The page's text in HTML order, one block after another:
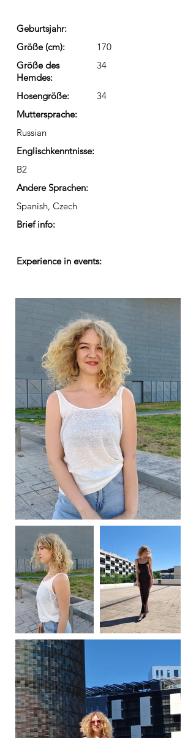
Geburtsjahr:
Größe (cm):
170
Größe des
Hemdes:
34
Hosengröße:
34
Muttersprache:
Russian
Englischkenntnisse:
B2
Andere Sprachen:
Spanish, Czech
Brief info:
Experience in events: